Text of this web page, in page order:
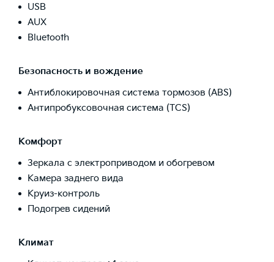
USB
AUX
Bluetooth
Безопасность и вождение
Антиблокировочная система тормозов (ABS)
Антипробуксовочная система (TCS)
Комфорт
Зеркала с электроприводом и обогревом
Камера заднего вида
Круиз-контроль
Подогрев сидений
Климат